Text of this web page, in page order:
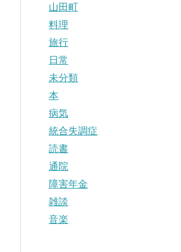
山田町
料理
旅行
日常
未分類
本
病気
統合失調症
読書
通院
障害年金
雑談
音楽